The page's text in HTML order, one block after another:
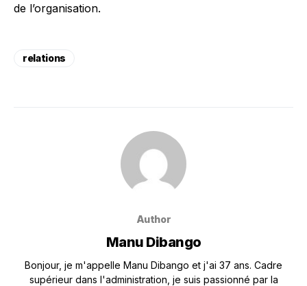
de l’organisation.
relations
Author
Manu Dibango
Bonjour, je m'appelle Manu Dibango et j'ai 37 ans. Cadre
supérieur dans l'administration, je suis passionné par la